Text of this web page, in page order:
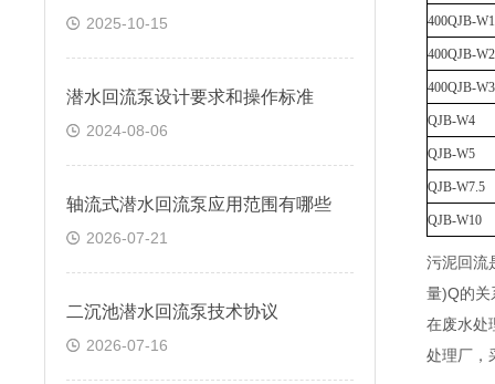
2025-10-15
潜水回流泵设计要求和操作标准
2024-08-06
轴流式潜水回流泵应用范围有哪些
2026-07-21
二沉池潜水回流泵技术协议
2026-07-16
400QJB-
400QJB-
400QJB-W3
QJB-W4
QJB-W5
QJB-W7.5
QJB-W10
污泥回流
量)Q的关
在废水处
处理厂，